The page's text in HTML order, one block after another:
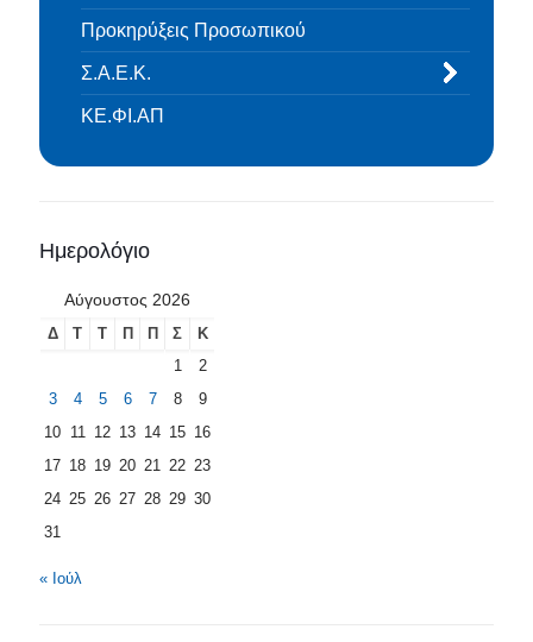
Προκηρύξεις Προσωπικού
Σ.Α.Ε.Κ.
ΚΕ.ΦΙ.ΑΠ
Ημερολόγιο
Αύγουστος 2026
Δ Τ Τ Π Π Σ
Κ
1
2
3
4 5 6 7 8
9
10 11 12 13 14 15 16
17 18 19 20 21 22 23
24 25 26 27 28 29 30
31
« Ιούλ